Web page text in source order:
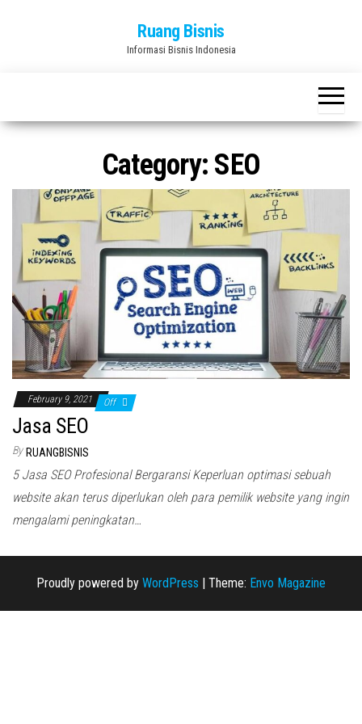
Ruang Bisnis
Informasi Bisnis Indonesia
Category: SEO
February 9, 2021 Off
Jasa SEO
By RUANGBISNIS
5 Jasa SEO Profesional Bergaransi Keperluan optimasi sebuah
website akan terus diperlukan oleh para pemilik website yang ingin
mengalami peningkatan…
Proudly powered by WordPress | Theme: Envo Magazine